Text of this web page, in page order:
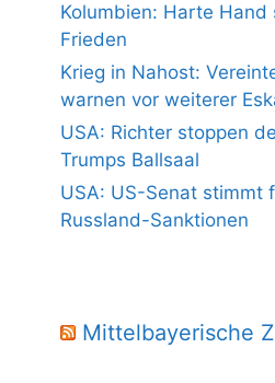
Kolumbien: Harte
Frieden
Krieg in Nahost:
warnen vor weiterer
USA: Richter stoppen
Trumps Ballsaal
USA: US-Senat stimmt
Russland-Sanktionen
Mittelbayerische